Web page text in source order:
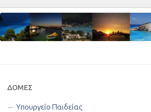
ΔΟΜΈΣ
Υπουργείο Παιδείας